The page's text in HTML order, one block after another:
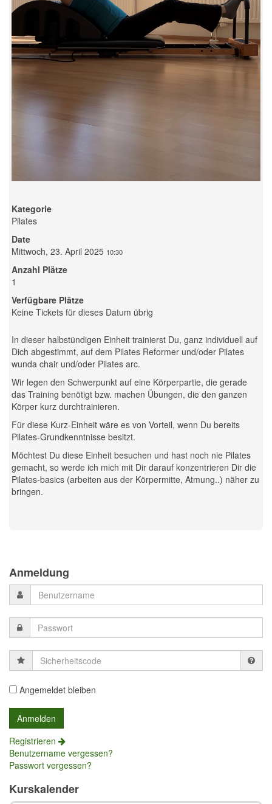
Kategorie
Pilates
Date
Mittwoch, 23. April 2025 10:30
Anzahl Plätze
1
Verfügbare Plätze
Keine Tickets für dieses Datum übrig
In dieser halbstündigen Einheit trainierst Du, ganz individuell auf
Dich abgestimmt, auf dem Pilates Reformer und/oder Pilates
wunda chair und/oder Pilates arc.
Wir legen den Schwerpunkt auf eine Körperpartie, die gerade
das Training benötigt bzw. machen Übungen, die den ganzen
Körper kurz durchtrainieren.
Für diese Kurz-Einheit wäre es von Vorteil, wenn Du bereits
Pilates-Grundkenntnisse besitzt.
Möchtest Du diese Einheit besuchen und hast noch nie Pilates
gemacht, so werde ich mich mit Dir darauf konzentrieren Dir die
Pilates-basics (arbeiten aus der Körpermitte, Atmung..) näher zu
bringen.
Anmeldung
Sicherheitscode
Angemeldet bleiben
Registrieren
Benutzername vergessen?
Passwort vergessen?
Kurskalender